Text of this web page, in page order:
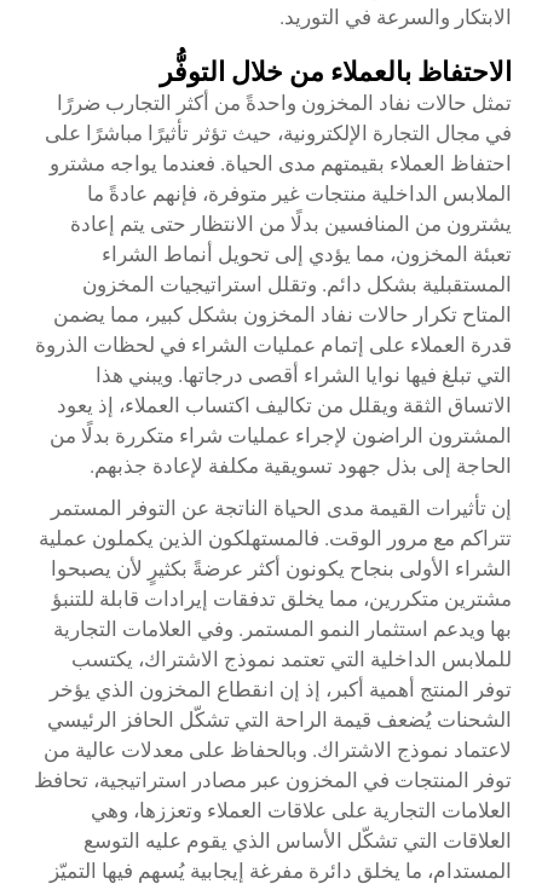
الابتكار والسرعة في التوريد.
الاحتفاظ بالعملاء من خلال التوفُّر
تمثل حالات نفاد المخزون واحدةً من أكثر التجارب ضررًا
في مجال التجارة الإلكترونية، حيث تؤثر تأثيرًا مباشرًا على
احتفاظ العملاء بقيمتهم مدى الحياة. فعندما يواجه مشترو
الملابس الداخلية منتجات غير متوفرة، فإنهم عادةً ما
يشترون من المنافسين بدلًا من الانتظار حتى يتم إعادة
تعبئة المخزون، مما يؤدي إلى تحويل أنماط الشراء
المستقبلية بشكل دائم. وتقلل استراتيجيات المخزون
المتاح تكرار حالات نفاد المخزون بشكل كبير، مما يضمن
قدرة العملاء على إتمام عمليات الشراء في لحظات الذروة
التي تبلغ فيها نوايا الشراء أقصى درجاتها. ويبني هذا
الاتساق الثقة ويقلل من تكاليف اكتساب العملاء، إذ يعود
المشترون الراضون لإجراء عمليات شراء متكررة بدلًا من
الحاجة إلى بذل جهود تسويقية مكلفة لإعادة جذبهم.
إن تأثيرات القيمة مدى الحياة الناتجة عن التوفر المستمر
تتراكم مع مرور الوقت. فالمستهلكون الذين يكملون عملية
الشراء الأولى بنجاح يكونون أكثر عرضةً بكثيرٍ لأن يصبحوا
مشترين متكررين، مما يخلق تدفقات إيرادات قابلة للتنبؤ
بها ويدعم استثمار النمو المستمر. وفي العلامات التجارية
للملابس الداخلية التي تعتمد نموذج الاشتراك، يكتسب
توفر المنتج أهمية أكبر، إذ إن انقطاع المخزون الذي يؤخر
الشحنات يُضعف قيمة الراحة التي تشكّل الحافز الرئيسي
لاعتماد نموذج الاشتراك. وبالحفاظ على معدلات عالية من
توفر المنتجات في المخزون عبر مصادر استراتيجية، تحافظ
العلامات التجارية على علاقات العملاء وتعززها، وهي
العلاقات التي تشكّل الأساس الذي يقوم عليه التوسع
المستدام، ما يخلق دائرة مفرغة إيجابية يُسهم فيها التميّز